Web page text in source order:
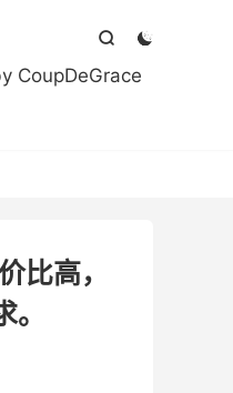


CoupDeGrace
比高，